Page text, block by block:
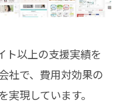
ト以上の支援実績を
社で、費用対効果の
現しています。